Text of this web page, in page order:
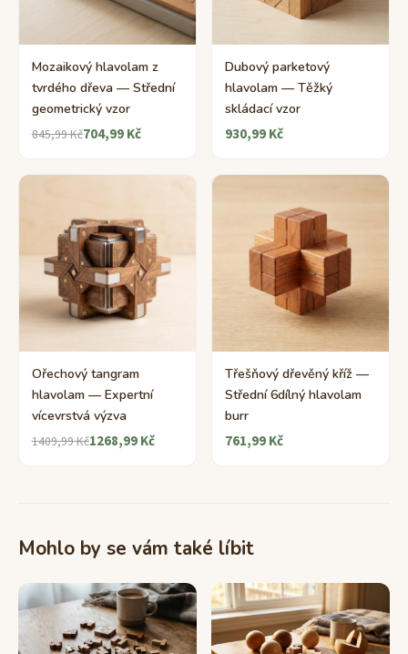
Mozaikový hlavolam z
tvrdého dřeva — Střední
geometrický vzor
845,99 Kč704,99 Kč
Dubový parketový
hlavolam — Těžký
skládací vzor
930,99 Kč
Ořechový tangram
hlavolam — Expertní
vícevrstvá výzva
1409,99 Kč1268,99 Kč
Třešňový dřevěný kříž —
Střední 6dílný hlavolam
burr
761,99 Kč
Mohlo by se vám také líbit